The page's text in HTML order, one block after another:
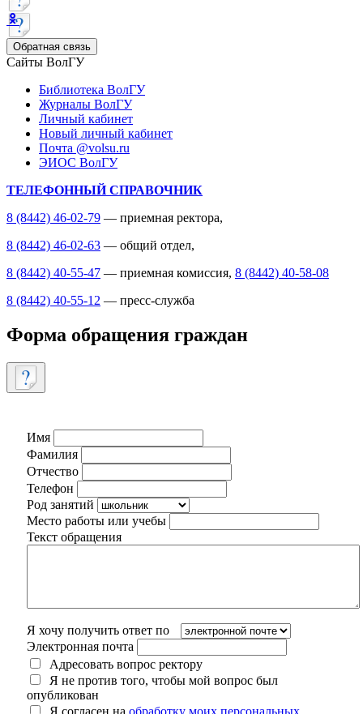
Обратная связь
Сайты ВолГУ
Библиотека ВолГУ
Журналы ВолГУ
Личный кабинет
Новый личный кабинет
Почта @volsu.ru
ЭИОС ВолГУ
ТЕЛЕФОННЫЙ СПРАВОЧНИК
8 (8442) 46-02-79 — приемная ректора,
8 (8442) 46-02-63 — общий отдел,
8 (8442) 40-55-47 — приемная комиссия, 8 (8442) 40-58-08
8 (8442) 40-55-12 — пресс-служба
Форма обращения граждан
Имя
Фамилия
Отчество
Телефон
Род занятий
Место работы или учебы
Текст обращения
Я хочу получить ответ по
Электронная почта
Адресовать вопрос ректору
Я не против того, чтобы мой вопрос был
опубликован